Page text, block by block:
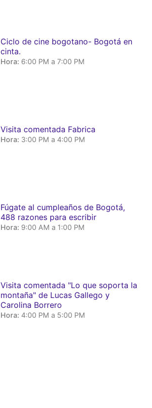
Ciclo de cine bogotano- Bogotá en
cinta.
Hora: 6:00 PM a 7:00 PM
Visita comentada Fabrica
Hora: 3:00 PM a 4:00 PM
Fúgate al cumpleaños de Bogotá,
488 razones para escribir
Hora: 9:00 AM a 1:00 PM
Visita comentada "Lo que soporta la
montaña" de Lucas Gallego y
Carolina Borrero
Hora: 4:00 PM a 5:00 PM